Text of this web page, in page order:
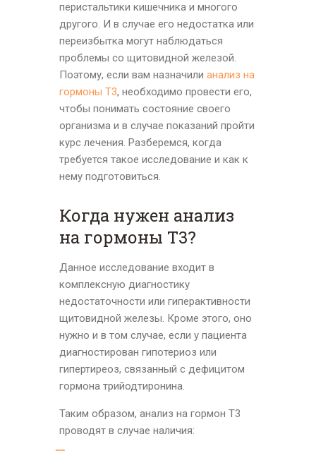
перистальтики кишечника и многого
другого. И в случае его недостатка или
переизбытка могут наблюдаться
проблемы со щитовидной железой.
Поэтому, если вам назначили анализ на
гормоны Т3, необходимо провести его,
чтобы понимать состояние своего
организма и в случае показаний пройти
курс лечения. Разберемся, когда
требуется такое исследование и как к
нему подготовиться.
Когда нужен анализ
на гормоны Т3?
Данное исследование входит в
комплексную диагностику
недостаточности или гиперактивности
щитовидной железы. Кроме этого, оно
нужно и в том случае, если у пациента
диагностирован гипотериоз или
гипертиреоз, связанный с дефицитом
гормона трийодтиронина.
Таким образом, анализ на гормон Т3
проводят в случае наличия: